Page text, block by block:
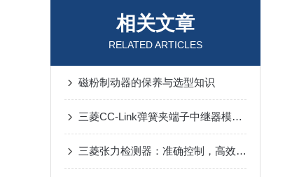
相关文章
RELATED ARTICLES
磁粉制动器的保养与选型知识
三菱CC-Link弹簧夹端子中继器模块应用场景
三菱张力检测器：准确控制，高效生产的得力助手